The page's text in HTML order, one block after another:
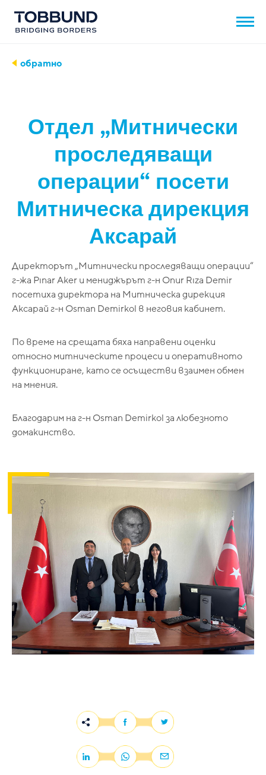
обратно
Отдел „Митнически
проследяващи
операции“ посети
Митническа дирекция
Аксарай
Директорът „Митнически проследяващи операции“
г-жа Pınar Aker и мениджърът г-н Onur Rıza Demir
посетиха директора на Митническа дирекция
Аксарай г-н Osman Demirkol в неговия кабинет.
По време на срещата бяха направени оценки
относно митническите процеси и оперативното
функциониране, като се осъществи взаимен обмен
на мнения.
Благодарим на г-н Osman Demirkol за любезното
домакинство.